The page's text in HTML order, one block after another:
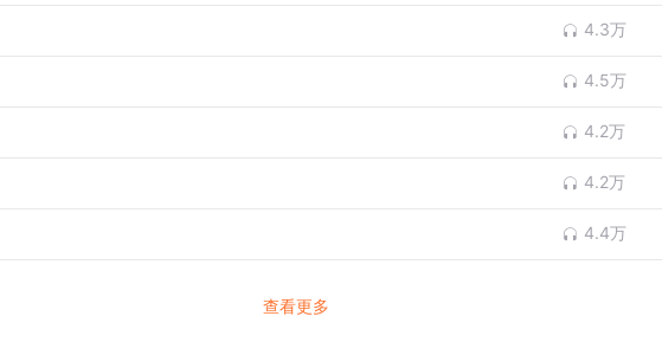
4.3万
4.5万
4.2万
4.2万
4.4万
查看更多